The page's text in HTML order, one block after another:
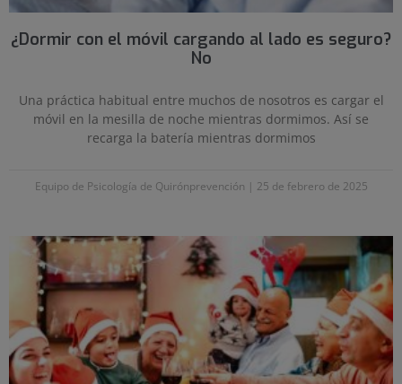
¿Dormir con el móvil cargando al lado es seguro?
No
Equipo de Psicología de Quirónprevención 25 de febrero de 2025
Una práctica habitual entre muchos de nosotros es cargar el
móvil en la mesilla de noche mientras dormimos. Así se
recarga la batería mientras dormimos